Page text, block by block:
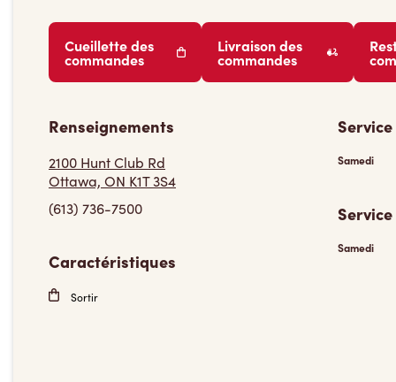
Cueillette des
commandes
Livraison des
commandes
Renseignements
2100 Hunt Club Rd
Ottawa, ON K1T 3S4
(613) 736-7500
Caractéristiques
Sortir
Samedi
Samedi